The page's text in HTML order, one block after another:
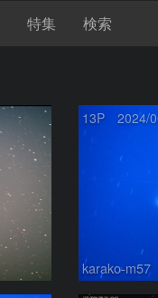
特集 検索
13P 2024/
karako-m57